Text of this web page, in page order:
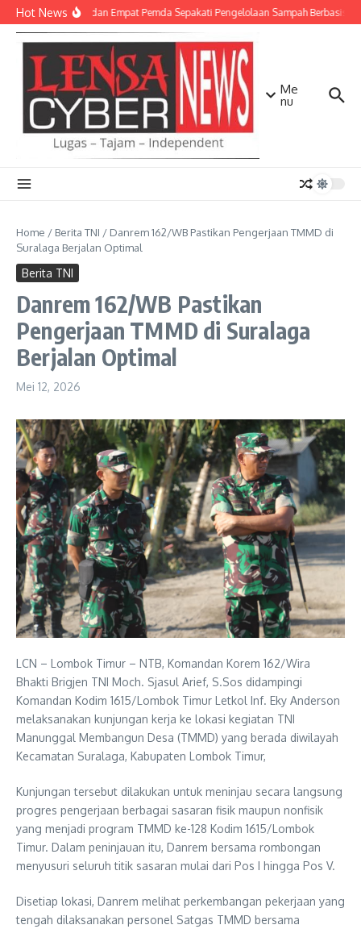
Lewati ke konten
Hot NewsTNI AD dan Empat Pemda Sepakati Pengelolaan Sampah Berbasis
Me
nu
Home / Berita TNI / Danrem 162/WB Pastikan Pengerjaan TMMD di
Suralaga Berjalan Optimal
Berita TNI
Danrem 162/WB Pastikan
Pengerjaan TMMD di Suralaga
Berjalan Optimal
Mei 12, 2026
LCN – Lombok Timur – NTB, Komandan Korem 162/Wira
Bhakti Brigjen TNI Moch. Sjasul Arief, S.Sos didampingi
Komandan Kodim 1615/Lombok Timur Letkol Inf. Eky Anderson
melaksanakan kunjungan kerja ke lokasi kegiatan TNI
Manunggal Membangun Desa (TMMD) yang berada diwilayah
Kecamatan Suralaga, Kabupaten Lombok Timur,
Kunjungan tersebut dilakukan untuk meninjau secara langsung
progres pengerjaan berbagai sasaran fisik maupun nonfisik
yang menjadi program TMMD ke-128 Kodim 1615/Lombok
Timur. Dalam peninjauan itu, Danrem bersama rombongan
menyusuri seluruh titik sasaran mulai dari Pos I hingga Pos V.
Disetiap lokasi, Danrem melihat perkembangan pekerjaan yang
tengah dilaksanakan personel Satgas TMMD bersama